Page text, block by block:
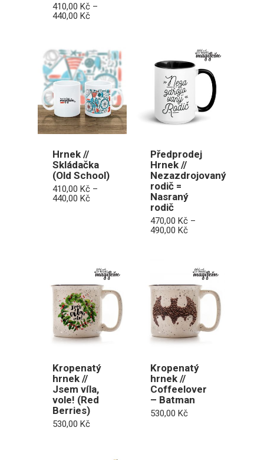
410,00 Kč –
440,00 KčRozpětí
440,00 Kč
Hrnek //
Skládačka
(Old School)
410,00 Kč –
440,00 KčRozpětí
Předprodej
Hrnek //
Nezazdrojovaný
rodič =
Nasraný
rodič
470,00Kč –
490,00KčRozpětí
490,00 Kč
Kropenatý
hrnek //
Jsem víla,
vole! (Red
Berries)
530,00 Kč
Kropenatý
hrnek //
Coffeelover
– Batman
530,00 Kč